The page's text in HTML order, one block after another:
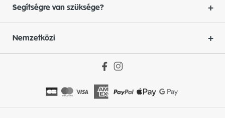
Segítségre van szüksége?
Nemzetközi